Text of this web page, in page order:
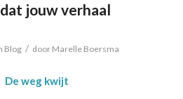
jouw verhaal
Blog / door Marelle Boersma
De weg kwijt